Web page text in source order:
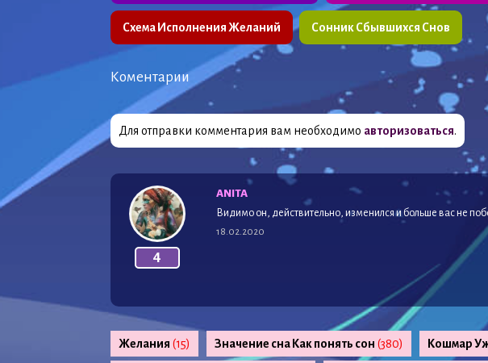
Схема Исполнения Желаний Сонник Сбывшихся Снов
Коментарии
Для отправки комментария вам необходимо авторизоваться.
4
ANITA
Видимо он, действительно, изменился и больше вас не
18.02.2020
Желания (15) Значение сна Как понять сон (380) Кошмар